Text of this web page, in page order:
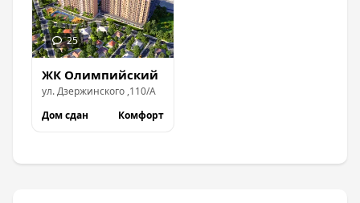
ЖК Олимпийский
ул.Дзержинского ,110/А
Дом сдан
Комфорт